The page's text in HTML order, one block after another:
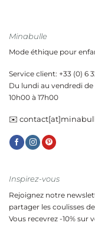
Minabulle
Mode éthique pour
Service client: +33 (0) 6
Du lundi au vendredi de
10h00 à 17h00
✉️
Inspirez-vous
Rejoignez notre
partager les coulisses
Vous recevrez -10%